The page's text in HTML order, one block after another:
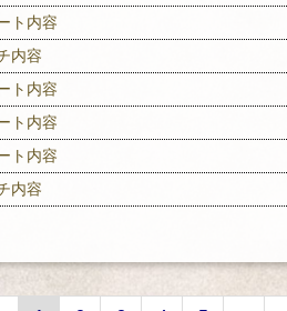
ト内容
内容
ト内容
ト内容
ト内容
内容